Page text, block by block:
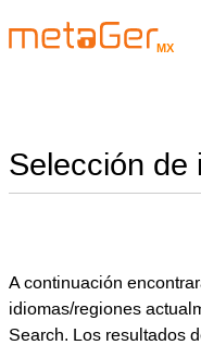
MX
Selección de
A continuación
idiomas/regiones
Search. Los resultados